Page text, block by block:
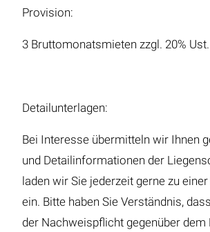
Provision:
3 Bruttomonatsmieten zzgl. 20% Ust.
Detailunterlagen:
Bei Interesse übermitteln wir Ihnen
und Detailinformationen der
laden wir Sie jederzeit gerne zu
ein. Bitte haben Sie Verständnis,
der Nachweispflicht gegenüber dem